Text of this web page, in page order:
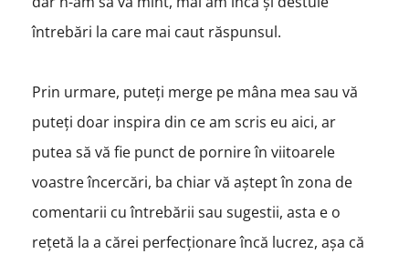
întrebări la care mai caut răspunsul.
Prin urmare, puteți merge pe mâna mea sau vă
puteți doar inspira din ce am scris eu aici, ar
putea să vă fie punct de pornire în viitoarele
voastre încercări, ba chiar vă aștept în zona de
comentarii cu întrebării sau sugestii, asta e o
rețetă la a cărei perfecționare încă lucrez, așa că